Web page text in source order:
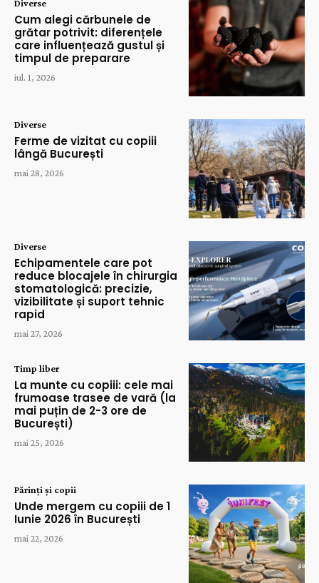
Diverse
Cum alegi cărbunele de
grătar potrivit: diferențele
care influențează gustul și
timpul de preparare
iul. 1, 2026
Diverse
Ferme de vizitat cu copiii
lângă București
mai 28, 2026
Diverse
Echipamentele care pot
reduce blocajele în chirurgia
stomatologică: precizie,
vizibilitate și suport tehnic
rapid
mai 27, 2026
Timp liber
La munte cu copiii: cele mai
frumoase trasee de vară (la
mai puțin de 2-3 ore de
București)
mai 25, 2026
Părinți și copii
Unde mergem cu copiii de 1
Iunie 2026 în București
mai 22, 2026